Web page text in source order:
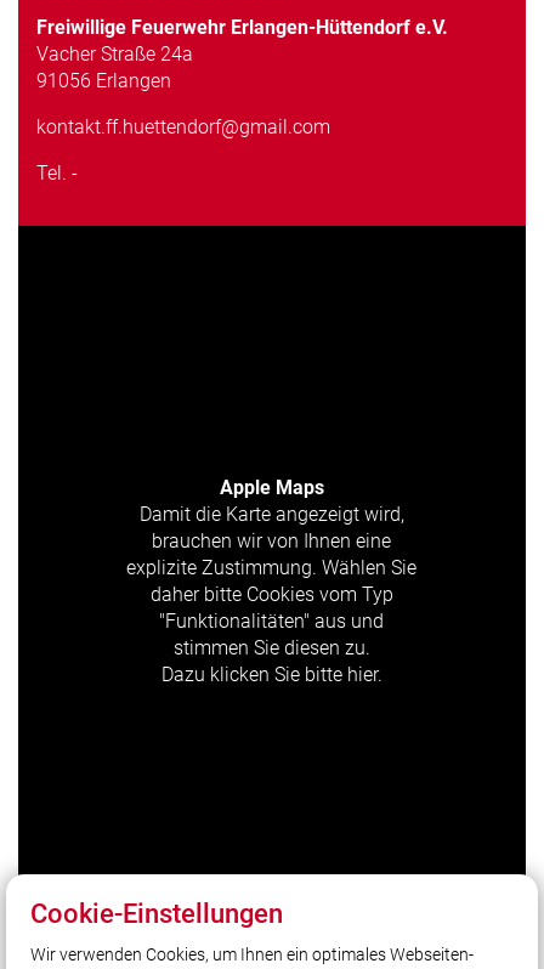
Freiwillige Feuerwehr Erlangen-Hüttendorf e.V.
Vacher Straße 24a
91056 Erlangen
kontakt.ff.huettendorf@gmail.com
Tel. -
Apple Maps
Damit die Karte angezeigt wird,
brauchen wir von Ihnen eine
explizite Zustimmung. Wählen Sie
daher bitte Cookies vom Typ
"Funktionalitäten" aus und
stimmen Sie diesen zu.
Dazu klicken Sie bitte hier.
Cookie-Einstellungen
Wir verwenden Cookies, um Ihnen ein optimales Webseiten-